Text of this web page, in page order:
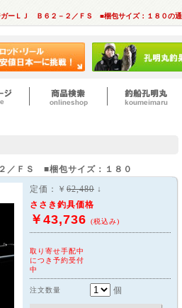
ーＬＪ Ｂ６２－２／ＦＳ ■梱包サイズ：１８０の通
／ＦＳ ■梱包サイズ：１８０
定価：￥ 62,480 ↓
ささき釣具価格
￥43,736 (税込み)
取り寄せ手配中
につき予約受付
中
注文数量 個